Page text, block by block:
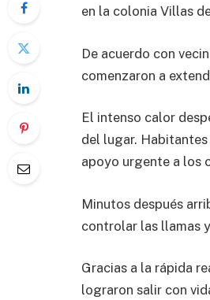
en la colonia Villas
De acuerdo con
comenzaron a
El intenso calor
del lugar.
apoyo urgente a los
Minutos después
controlar las llamas
Gracias a la rápida
lograron salir con